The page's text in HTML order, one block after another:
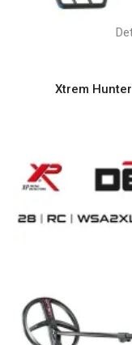
Xtrem Hunter